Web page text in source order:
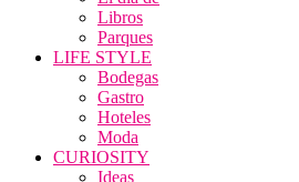
Libros
Parques
LIFE STYLE
Bodegas
Gastro
Hoteles
Moda
CURIOSITY
Ideas